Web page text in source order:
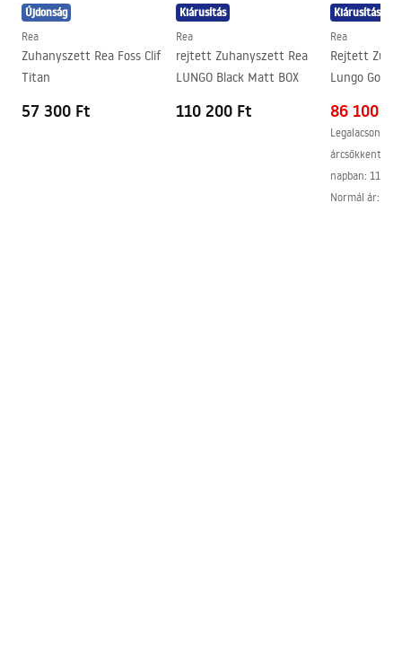
Újdonság
Rea
Zuhanyszett Rea Foss Clif
Titan
57 300 Ft
Kiárusítás
Rea
rejtett Zuhanyszett Rea
LUNGO Black Matt BOX
110 200 Ft
Kiárusítás
Rea
Rejtett
Lungo Gold +
86 100 Ft
árcsökkentést
napban: 112
Normál ár: